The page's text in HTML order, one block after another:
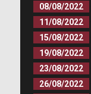
08/08/2022
11/08/2022
15/08/2022
19/08/2022
23/08/2022
26/08/2022